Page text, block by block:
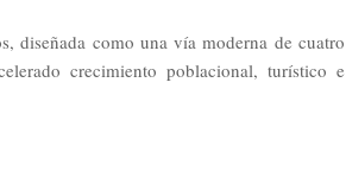
diseñada como una vía moderna de cuatro
crecimiento poblacional, turístico e